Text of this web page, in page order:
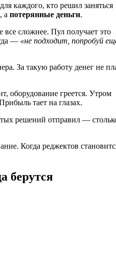
каждого, кто решил заняться
а потерянные деньги.
все сложнее. Пул получает это
— «не подходит, попробуй
За такую работу денег не
оборудование греется. Утром
тает на глазах.
решений отправил —
Когда реджектов
берутся